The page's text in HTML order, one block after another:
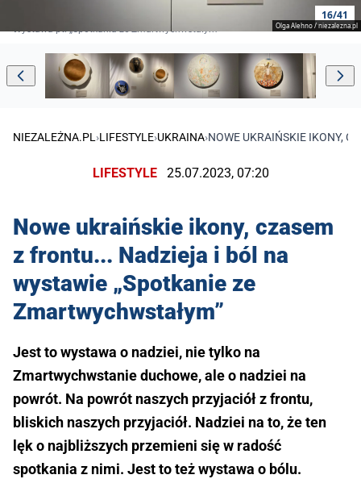
16/41
Olga Alehno / niezalezna.pl
Wystawa pt. „Spotkania ze Zmartwychwstałym”
NIEZALEŻNA.PL ›LIFESTYLE›UKRAINA›NOWE UKRAIŃSKIE IKONY,
LIFESTYLE 25.07.2023, 07:20
Nowe ukraińskie ikony, czasem
z frontu... Nadzieja i ból na
wystawie „Spotkanie ze
Zmartwychwstałym”
Jest to wystawa o nadziei, nie tylko na
Zmartwychwstanie duchowe, ale o nadziei na
powrót. Na powrót naszych przyjaciół z frontu,
bliskich naszych przyjaciół. Nadziei na to, że ten
lęk o najbliższych przemieni się w radość
spotkania z nimi. Jest to też wystawa o bólu.